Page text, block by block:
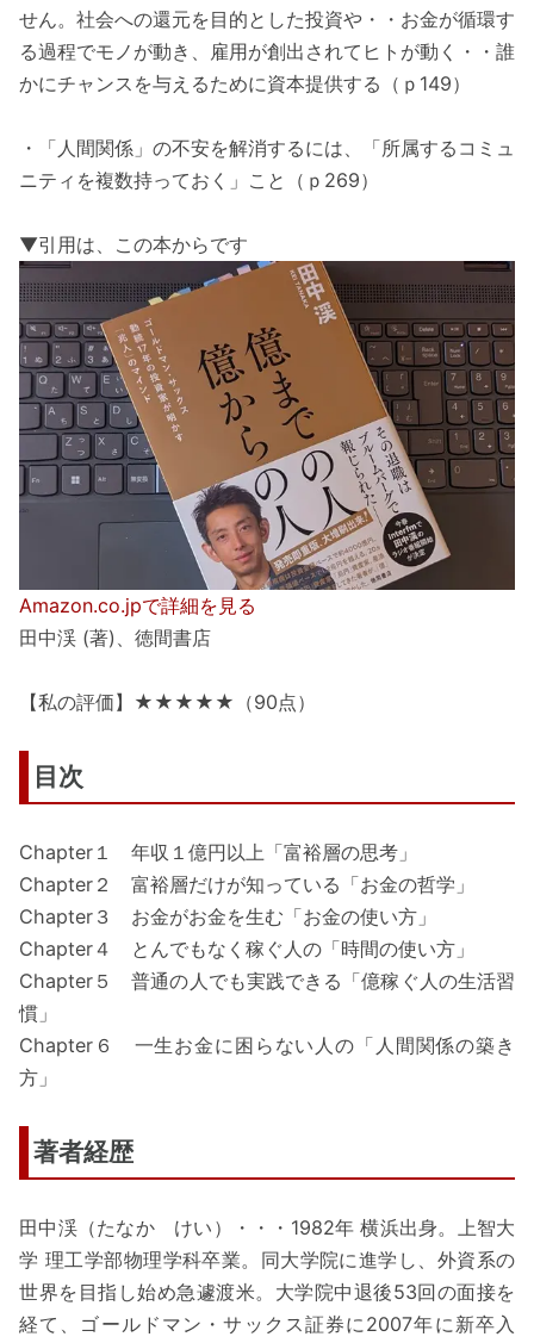
せん。社会への還元を目的とした投資や・・お金が循環す
る過程でモノが動き、雇用が創出されてヒトが動く・・誰
かにチャンスを与えるために資本提供する（ｐ149）
・「人間関係」の不安を解消するには、「所属するコミュ
ニティを複数持っておく」こと（ｐ269）
▼引用は、この本からです
Amazon.co.jpで詳細を見る
田中渓 (著)、徳間書店
【私の評価】★★★★★（90点）
目次
Chapter１ 年収１億円以上「富裕層の思考」
Chapter２ 富裕層だけが知っている「お金の哲学」
Chapter３ お金がお金を生む「お金の使い方」
Chapter４ とんでもなく稼ぐ人の「時間の使い方」
Chapter５ 普通の人でも実践できる「億稼ぐ人の生活習
慣」
Chapter６ 一生お金に困らない人の「人間関係の築き
方」
著者経歴
田中渓（たなか けい）・・・1982年 横浜出身。上智大
学 理工学部物理学科卒業。同大学院に進学し、外資系の
世界を目指し始め急遽渡米。大学院中退後53回の面接を
経て、ゴールドマン・サックス証券に2007年に新卒入